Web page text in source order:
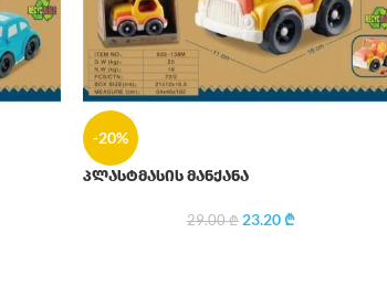
-20%
პლასტმასის მანქანა
29.00₾ 23.20₾